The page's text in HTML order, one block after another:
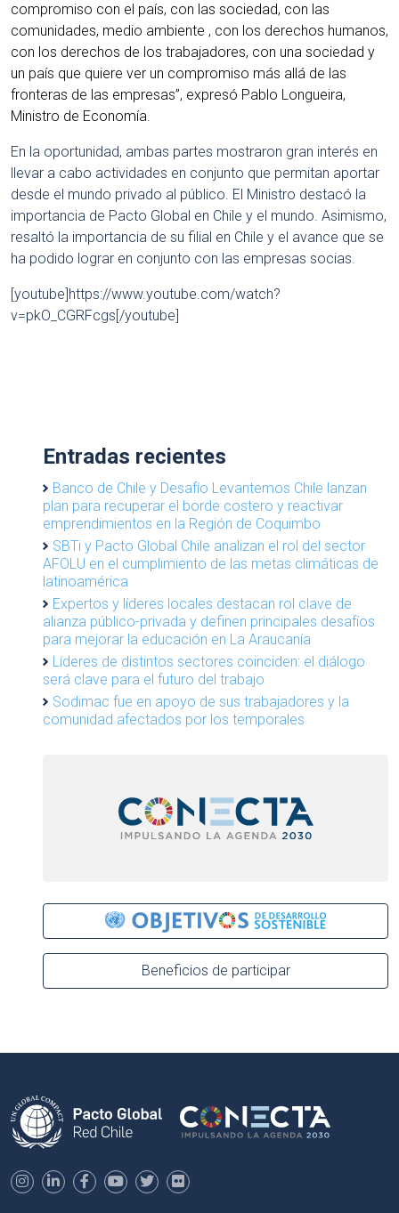
compromiso con el país, con las sociedad, con las
comunidades, medio ambiente , con los derechos humanos,
con los derechos de los trabajadores, con una sociedad y
un país que quiere ver un compromiso más allá de las
fronteras de las empresas”, expresó Pablo Longueira,
Ministro de Economía.
En la oportunidad, ambas partes mostraron gran interés en
llevar a cabo actividades en conjunto que permitan aportar
desde el mundo privado al público. El Ministro destacó la
importancia de Pacto Global en Chile y el mundo. Asimismo,
resaltó la importancia de su filial en Chile y el avance que se
ha podido lograr en conjunto con las empresas socias.
[youtube]https://www.youtube.com/watch?
v=pkO_CGRFcgs[/youtube]
Entradas recientes
Banco de Chile y Desafío Levantemos Chile lanzan
plan para recuperar el borde costero y reactivar
emprendimientos en la Región de Coquimbo
SBTi y Pacto Global Chile analizan el rol del sector
AFOLU en el cumplimiento de las metas climáticas de
latinoamérica
Expertos y líderes locales destacan rol clave de
alianza público-privada y definen principales desafíos
para mejorar la educación en La Araucanía
Líderes de distintos sectores coinciden: el diálogo
será clave para el futuro del trabajo
Sodimac fue en apoyo de sus trabajadores y la
comunidad afectados por los temporales
Beneficios de participar